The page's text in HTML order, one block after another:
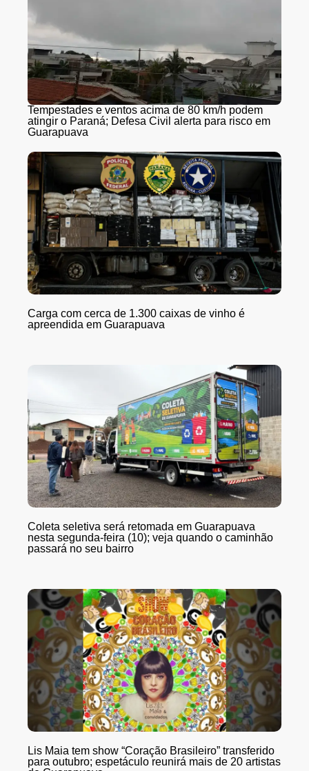
Tempestades e ventos acima de 80 km/h podem
atingir o Paraná; Defesa Civil alerta para risco em
Guarapuava
Carga com cerca de 1.300 caixas de vinho é
apreendida em Guarapuava
Coleta seletiva será retomada em Guarapuava
nesta segunda-feira (10); veja quando o caminhão
passará no seu bairro
Lis Maia tem show “Coração Brasileiro” transferido
para outubro; espetáculo reunirá mais de 20 artistas